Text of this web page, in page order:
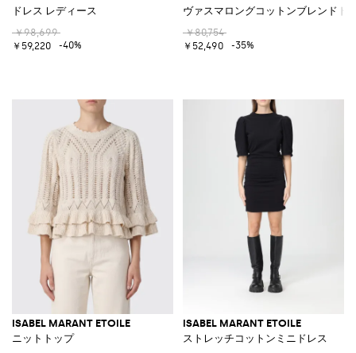
ドレス レディース
￥98,699
￥59,220
-40%
ヴァスマロングコットンブレンドド
￥80,754
￥52,490
-35%
ISABEL MARANT ETOILE
ニットトップ
ISABEL MARANT ETOILE
ストレッチコットンミニドレス